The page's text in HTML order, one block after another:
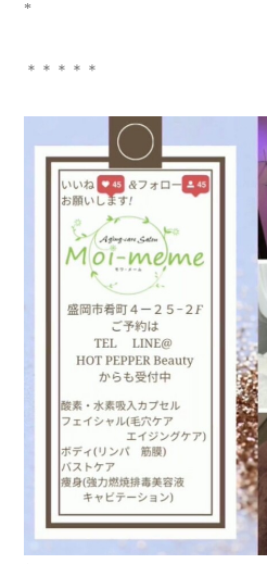
*
＊＊＊＊＊